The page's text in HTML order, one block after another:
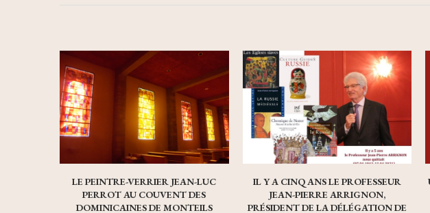
LE PEINTRE-VERRIER JEAN-LUC
PERROT AU COUVENT DES
DOMINICAINES DE MONTEILS
IL Y A CINQ ANS LE PROFESSEUR
JEAN-PIERRE ARRIGNON,
PRÉSIDENT DE LA DÉLÉGATION DE